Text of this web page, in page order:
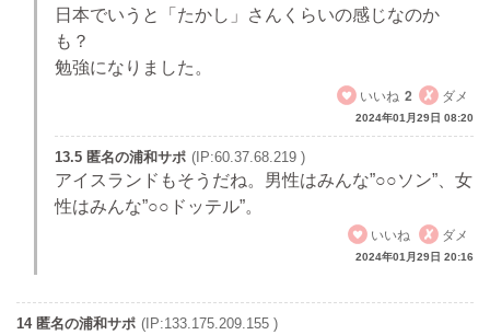
日本でいうと「たかし」さんくらいの感じなのか
も？
勉強になりました。
いいね 2 ダメ
2024年01月29日 08:20
13.5 匿名の浦和サポ (IP:60.37.68.219 )
アイスランドもそうだね。男性はみんな”○○ソン”、女
性はみんな”○○ドッテル”。
いいね
ダメ
2024年01月29日 20:16
14 匿名の浦和サポ (IP:133.175.209.155 )